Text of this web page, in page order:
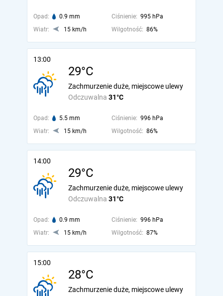
Opad: 0.9 mm Ciśnienie: 995 hPa
Wiatr:
15 km/h Wilgotność: 86%
13:00
29°C
Odczuwalna 31°C
Zachmurzenie duże, miejscowe ulewy
Opad: 5.5 mm Ciśnienie: 996 hPa
Wiatr:
15 km/h Wilgotność: 86%
14:00
29°C
Odczuwalna 31°C
Zachmurzenie duże, miejscowe ulewy
Opad: 0.9 mm Ciśnienie: 996 hPa
Wiatr:
15 km/h Wilgotność: 87%
15:00
28°C
Zachmurzenie duże, miejscowe ulewy